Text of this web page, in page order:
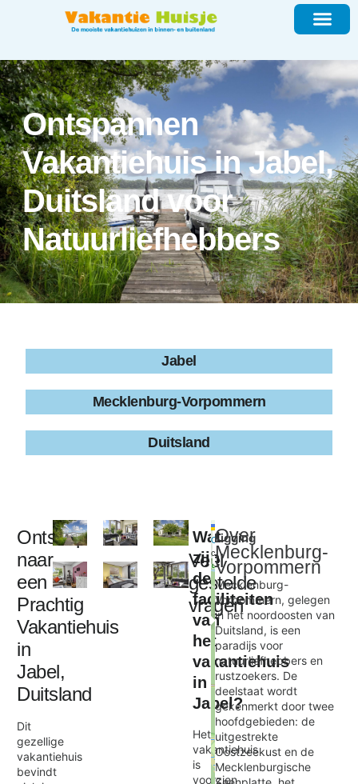
Ontspannen
Vakantiehuis in Jabel,
Duitsland voor
Natuurliefhebbers
Jabel
Mecklenburg-Vorpommern
Duitsland
Ontsnap
naar
een
Prachtig
Vakantiehuis
in
Jabel,
Duitsland
Dit
gezellige
vakantiehuis
bevindt
Veel
gestelde
vragen
Wat
zijn
de
faciliteiten
van
het
vakantiehuis
in
Jabel?
Het
vakantiehuis
is
voorzien
Ligging
Nelsen mit Ruderboot auf
×
+
−
Leaflet
OpenStreetMap
contributors
Over
Mecklenburg-
Vorpommern
Mecklenburg-
Vorpommern, gelegen
in het noordoosten van
Duitsland, is een
paradijs voor
natuurliefhebbers en
rustzoekers. De
deelstaat wordt
gekenmerkt door twee
hoofdgebieden: de
uitgestrekte
Oostzeekust en de
Mecklenburgische